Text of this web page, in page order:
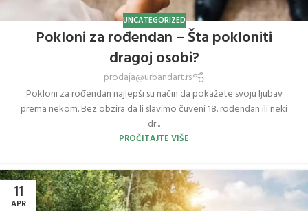
UNCATEGORIZED
Pokloni za rođendan – Šta pokloniti
dragoj osobi?
prodaja@urbandart.rs
Pokloni za rođendan najlepši su način da pokažete svoju ljubav
prema nekom. Bez obzira da li slavimo čuveni 18. rođendan ili neki
dr...
PROČITAJTE VIŠE
11
APR